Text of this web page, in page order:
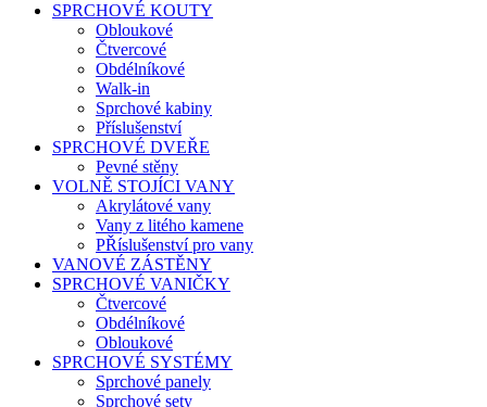
SPRCHOVÉ KOUTY
Obloukové
Čtvercové
Obdélníkové
Walk-in
Sprchové kabiny
Příslušenství
SPRCHOVÉ DVEŘE
Pevné stěny
VOLNĚ STOJÍCI VANY
Akrylátové vany
Vany z litého kamene
PŘíslušenství pro vany
VANOVÉ ZÁSTĚNY
SPRCHOVÉ VANIČKY
Čtvercové
Obdélníkové
Obloukové
SPRCHOVÉ SYSTÉMY
Sprchové panely
Sprchové sety